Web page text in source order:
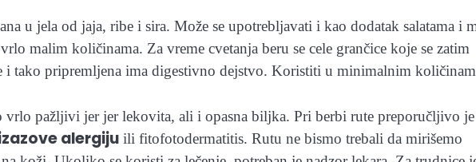
u jela od jaja, ribe i sira. Može se upotrebljavati i kao dodatak salatama i
malim količinama. Za vreme cvetanja beru se cele grančice koje se zatim
i tako pripremljena ima digestivno dejstvo. Koristiti u minimalnim
vrlo pažljivi jer jer lekovita, ali i opasna biljka. Pri berbi rute preporučljivo je
alergiju ili fitofotodermatitis. Rutu ne bismo trebali da mirišemo